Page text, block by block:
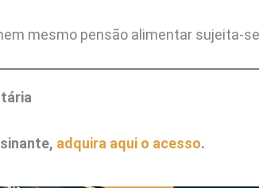
mesmo pensão alimentar sujeita-
adquira aqui o acesso.